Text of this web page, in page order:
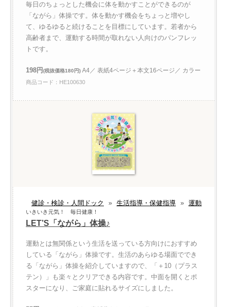
毎日のちょっとした機会に体を動かすことができるのが
「ながら」体操です。体を動かす機会をちょっと増やし
て、ゆるゆると続けることを目標にしています。若者から
高齢者まで、運動する時間が取れない人向けのパンフレッ
トです。
198円(税抜価格180円) A4／ 表紙4ページ＋本文16ページ／ カラー
商品コード：HE100630
健診・検診・人間ドック » 生活指導・保健指導 » 運動
いきいき元気！ 毎日健康！
LET’S「ながら」体操♪
運動とは無関係という生活を送っている方向けにおすすめ
している「ながら」体操です。生活のあらゆる場面ででき
る「ながら」体操を紹介していますので、「＋10（プラス
テン）」も楽々とクリアできる内容です。中面を開くとポ
スターになり、ご家庭に貼れるサイズにしました。